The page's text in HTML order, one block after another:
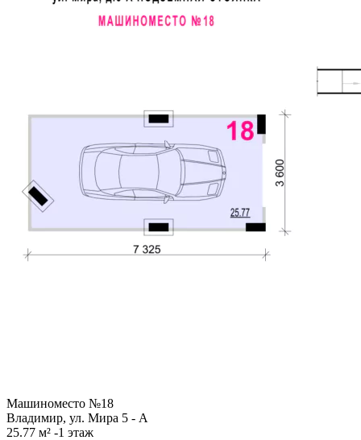
Машиноместо №18
Владимир, ул. Мира 5 - А
25.77 м² -1 этаж